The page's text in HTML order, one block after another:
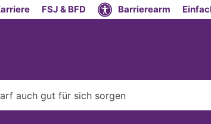
FSJ & BFD Barrierearm
auch gut für sich sorgen